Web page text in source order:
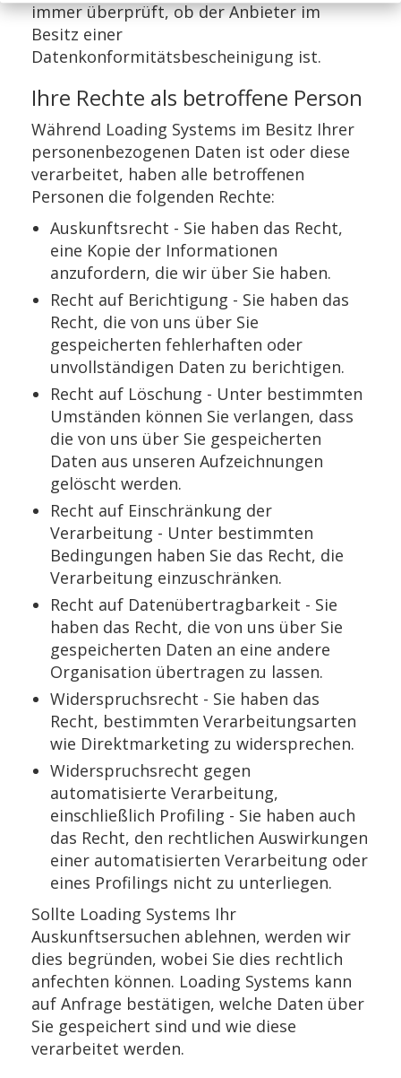
immer überprüft, ob der Anbieter im
Besitz einer
Datenkonformitätsbescheinigung ist.
Ihre Rechte als betroffene Person
Während Loading Systems im Besitz Ihrer
personenbezogenen Daten ist oder diese
verarbeitet, haben alle betroffenen
Personen die folgenden Rechte:
Auskunftsrecht - Sie haben das Recht,
eine Kopie der Informationen
anzufordern, die wir über Sie haben.
Recht auf Berichtigung - Sie haben das
Recht, die von uns über Sie
gespeicherten fehlerhaften oder
unvollständigen Daten zu berichtigen.
Recht auf Löschung - Unter bestimmten
Umständen können Sie verlangen, dass
die von uns über Sie gespeicherten
Daten aus unseren Aufzeichnungen
gelöscht werden.
Recht auf Einschränkung der
Verarbeitung - Unter bestimmten
Bedingungen haben Sie das Recht, die
Verarbeitung einzuschränken.
Recht auf Datenübertragbarkeit - Sie
haben das Recht, die von uns über Sie
gespeicherten Daten an eine andere
Organisation übertragen zu lassen.
Widerspruchsrecht - Sie haben das
Recht, bestimmten Verarbeitungsarten
wie Direktmarketing zu widersprechen.
Widerspruchsrecht gegen
automatisierte Verarbeitung,
einschließlich Profiling - Sie haben auch
das Recht, den rechtlichen Auswirkungen
einer automatisierten Verarbeitung oder
eines Profilings nicht zu unterliegen.
Sollte Loading Systems Ihr
Auskunftsersuchen ablehnen, werden wir
dies begründen, wobei Sie dies rechtlich
anfechten können. Loading Systems kann
auf Anfrage bestätigen, welche Daten über
Sie gespeichert sind und wie diese
verarbeitet werden.